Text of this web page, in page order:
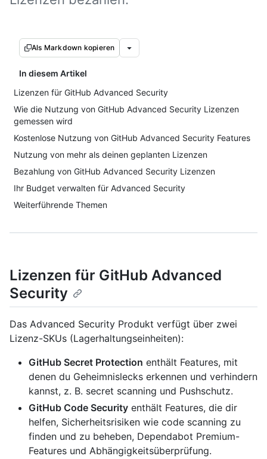
Als Markdown kopieren
In diesem Artikel
Lizenzen für GitHub Advanced Security
Wie die Nutzung von GitHub Advanced Security Lizenzen
gemessen wird
Kostenlose Nutzung von GitHub Advanced Security Features
Nutzung von mehr als deinen geplanten Lizenzen
Bezahlung von GitHub Advanced Security Lizenzen
Ihr Budget verwalten für Advanced Security
Weiterführende Themen
Lizenzen für GitHub Advanced
Security
Das Advanced Security Produkt verfügt über zwei
Lizenz-SKUs (Lagerhaltungseinheiten):
GitHub Secret Protection enthält Features, mit
denen du Geheimnislecks erkennen und verhindern
kannst, z. B. secret scanning und Pushschutz.
GitHub Code Security enthält Features, die dir
helfen, Sicherheitsrisiken wie code scanning zu
finden und zu beheben, Dependabot Premium-
Features und Abhängigkeitsüberprüfung.